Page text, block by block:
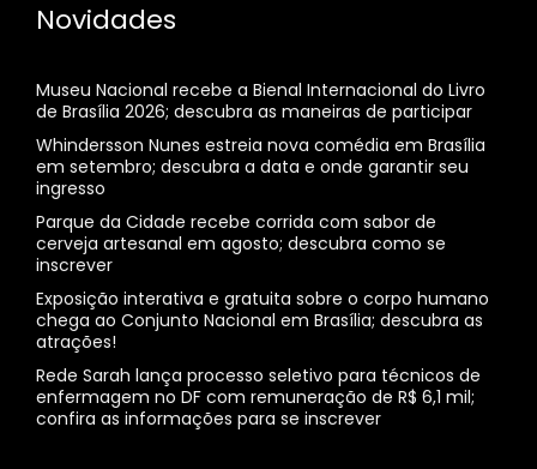
Novidades
Museu Nacional recebe a Bienal Internacional do Livro
de Brasília 2026; descubra as maneiras de participar
Whindersson Nunes estreia nova comédia em Brasília
em setembro; descubra a data e onde garantir seu
ingresso
Parque da Cidade recebe corrida com sabor de
cerveja artesanal em agosto; descubra como se
inscrever
Exposição interativa e gratuita sobre o corpo humano
chega ao Conjunto Nacional em Brasília; descubra as
atrações!
Rede Sarah lança processo seletivo para técnicos de
enfermagem no DF com remuneração de R$ 6,1 mil;
confira as informações para se inscrever